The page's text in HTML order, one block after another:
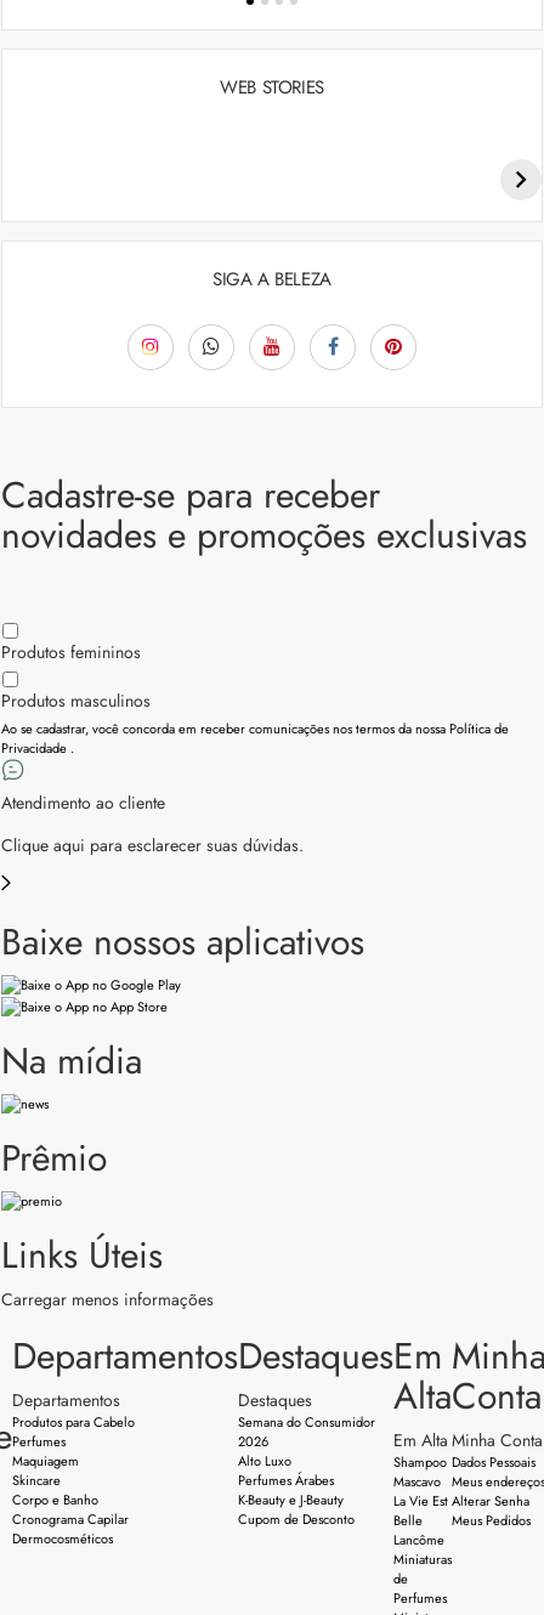
WEB STORIES
SIGA A BELEZA
Cadastre-se para receber
novidades e promoções exclusivas
Produtos femininos
Produtos masculinos
Ao se cadastrar, você concorda em receber comunicações nos termos da nossaPolítica de
Privacidade .
Atendimento ao cliente
Clique aqui para esclarecer suas dúvidas.
Baixe nossos aplicativos
Na mídia
Prêmio
Links Úteis
Carregar menos informações
Departamentos
Departamentos
Produtos para Cabelo
Perfumes
Maquiagem
Skincare
Corpo e Banho
Cronograma Capilar
Dermocosméticos
Destaques
Destaques
Semana do Consumidor
2026
Alto Luxo
Perfumes Árabes
K-Beauty e J-Beauty
Cupom de Desconto
Em
Alta
Em Alta
Shampoo
Mascavo
La Vie Est
Belle
Lancôme
Miniaturas
de
Perfumes
Conta
Minha Conta
Dados Pessoais
Meus endereços
Alterar Senha
Meus Pedidos